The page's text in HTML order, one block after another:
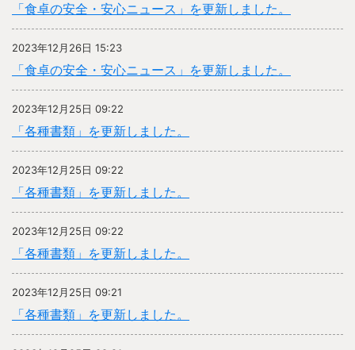
「食卓の安全・安心ニュース」を更新しました。
2023年12月26日 15:23
「食卓の安全・安心ニュース」を更新しました。
2023年12月25日 09:22
「各種書類」を更新しました。
2023年12月25日 09:22
「各種書類」を更新しました。
2023年12月25日 09:22
「各種書類」を更新しました。
2023年12月25日 09:21
「各種書類」を更新しました。